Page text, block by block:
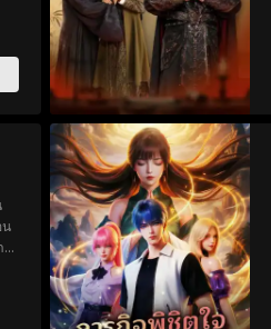
ยู่
ล
มี